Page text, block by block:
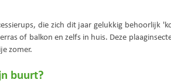
die zich dit jaar gelukkig behoorlijk
of balkon en zelfs in huis. Deze
zomer.
buurt?